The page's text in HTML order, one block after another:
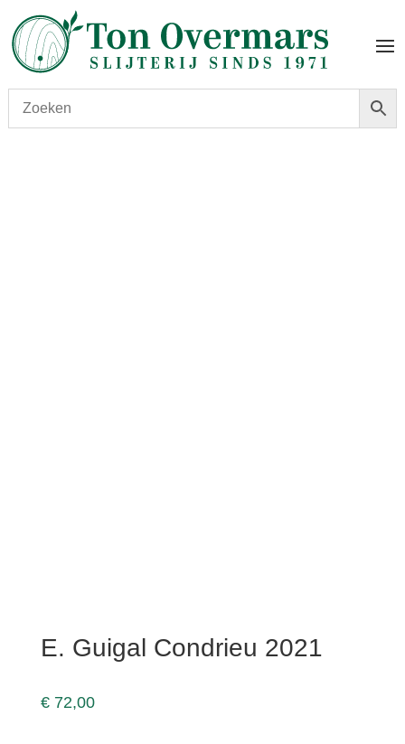
E. Guigal Condrieu 2021
€72,00